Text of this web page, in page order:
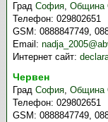
ГрадСофия,Община
Телефон:029802651
GSM:0888847749,
Email:
Интернет сайт:
Червен
ГрадСофия,Община
Телефон:029802651
GSM:0888847749,